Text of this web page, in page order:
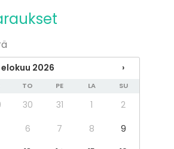
ja puitteista
tapahtumapäivänä
elokuu 2026 ›
TO PE LA SU
30 31 1
2
6 7 8
9